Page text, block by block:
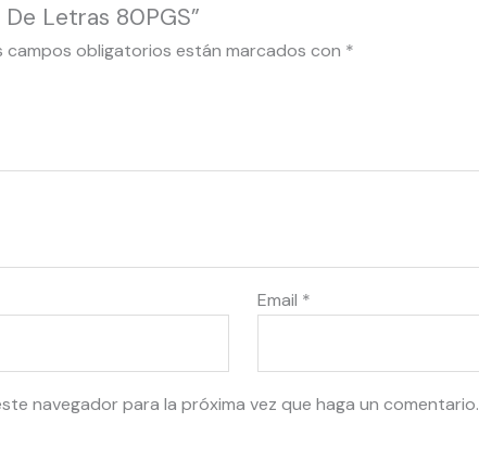
Letras 80PGS”
campos obligatorios están marcados con *
Email *
navegador para la próxima vez que haga un comentario.